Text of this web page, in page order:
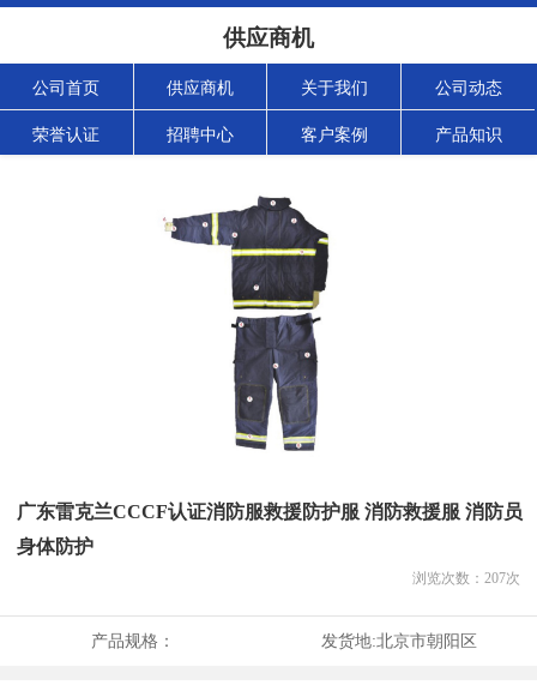
供应商机
公司首页 供应商机 关于我们 公司动态
荣誉认证 招聘中心 客户案例 产品知识
广东雷克兰CCCF认证消防服救援防护服 消防救援服 消防员
身体防护
浏览次数： 207次
产品规格： 发货地:北京市朝阳区